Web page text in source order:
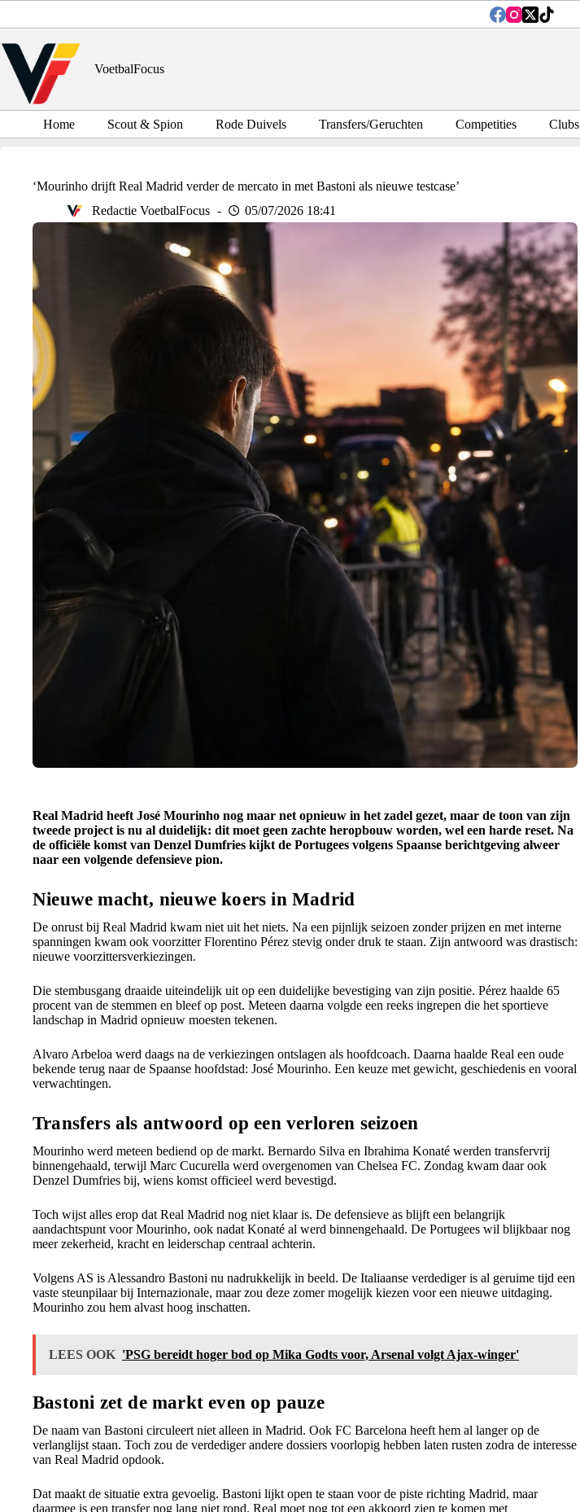
inhoud
VoetbalFocus
Home Scout & Spion Rode Duivels Transfers/Geruchten Competities Clubs
‘Mourinho drijft Real Madrid verder de mercato in met Bastoni als nieuwe testcase’
Redactie VoetbalFocus
05/07/2026 18:41
Real Madrid heeft José Mourinho nog maar net opnieuw in het zadel gezet, maar de toon van zijn
tweede project is nu al duidelijk: dit moet geen zachte heropbouw worden, wel een harde reset. Na
de officiële komst van Denzel Dumfries kijkt de Portugees volgens Spaanse berichtgeving alweer
naar een volgende defensieve pion.
Nieuwe macht, nieuwe koers in Madrid
De onrust bij Real Madrid kwam niet uit het niets. Na een pijnlijk seizoen zonder prijzen en met interne
spanningen kwam ook voorzitter Florentino Pérez stevig onder druk te staan. Zijn antwoord was drastisch:
nieuwe voorzittersverkiezingen.
Die stembusgang draaide uiteindelijk uit op een duidelijke bevestiging van zijn positie. Pérez haalde 65
procent van de stemmen en bleef op post. Meteen daarna volgde een reeks ingrepen die het sportieve
landschap in Madrid opnieuw moesten tekenen.
Alvaro Arbeloa werd daags na de verkiezingen ontslagen als hoofdcoach. Daarna haalde Real een oude
bekende terug naar de Spaanse hoofdstad: José Mourinho. Een keuze met gewicht, geschiedenis en vooral
verwachtingen.
Transfers als antwoord op een verloren seizoen
Mourinho werd meteen bediend op de markt. Bernardo Silva en Ibrahima Konaté werden transfervrij
binnengehaald, terwijl Marc Cucurella werd overgenomen van Chelsea FC. Zondag kwam daar ook
Denzel Dumfries bij, wiens komst officieel werd bevestigd.
Toch wijst alles erop dat Real Madrid nog niet klaar is. De defensieve as blijft een belangrijk
aandachtspunt voor Mourinho, ook nadat Konaté al werd binnengehaald. De Portugees wil blijkbaar nog
meer zekerheid, kracht en leiderschap centraal achterin.
Volgens AS is Alessandro Bastoni nu nadrukkelijk in beeld. De Italiaanse verdediger is al geruime tijd een
vaste steunpilaar bij Internazionale, maar zou deze zomer mogelijk kiezen voor een nieuwe uitdaging.
Mourinho zou hem alvast hoog inschatten.
LEES OOK 'PSG bereidt hoger bod op Mika Godts voor, Arsenal volgt Ajax-winger'
Bastoni zet de markt even op pauze
De naam van Bastoni circuleert niet alleen in Madrid. Ook FC Barcelona heeft hem al langer op de
verlanglijst staan. Toch zou de verdediger andere dossiers voorlopig hebben laten rusten zodra de interesse
van Real Madrid opdook.
Dat maakt de situatie extra gevoelig. Bastoni lijkt open te staan voor de piste richting Madrid, maar
daarmee is een transfer nog lang niet rond. Real moet nog tot een akkoord zien te komen met